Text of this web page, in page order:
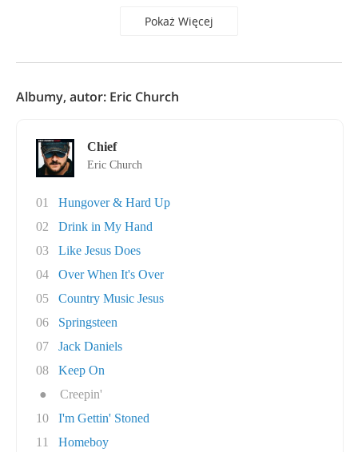
Pokaż Więcej
Albumy, autor: Eric Church
Chief
Eric Church
01
Hungover & Hard Up
02
Drink in My Hand
03
Like Jesus Does
04
Over When It's Over
05
Country Music Jesus
06
Springsteen
07
Jack Daniels
08
Keep On
●
Creepin'
10
I'm Gettin' Stoned
11
Homeboy